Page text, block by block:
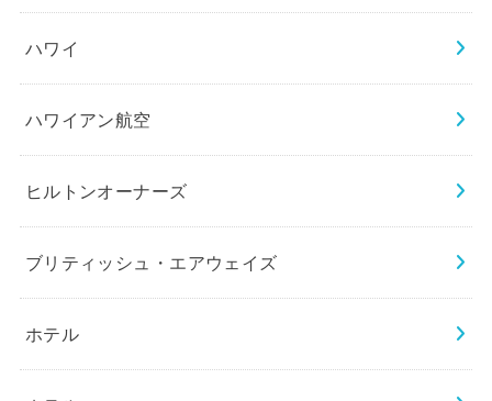
ハワイ
ハワイアン航空
ヒルトンオーナーズ
ブリティッシュ・エアウェイズ
ホテル